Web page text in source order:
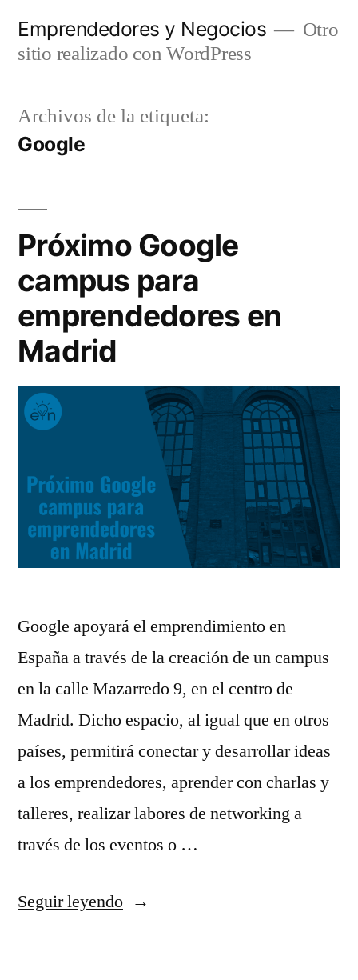
Emprendedores y Negocios
Otro
sitio realizado con WordPress
Archivos de la etiqueta:
Google
Próximo Google
campus para
emprendedores en
Madrid
Google apoyará el emprendimiento en
España a través de la creación de un campus
en la calle Mazarredo 9, en el centro de
Madrid. Dicho espacio, al igual que en otros
países, permitirá conectar y desarrollar ideas
a los emprendedores, aprender con charlas y
talleres, realizar labores de networking a
través de los eventos o …
Seguir leyendo«Próximo